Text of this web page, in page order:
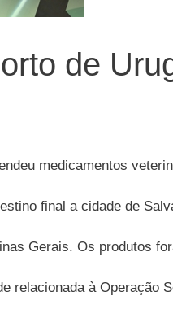
de
medicamentos
final a cidade de
Gerais. Os produtos
relacionada à Operação